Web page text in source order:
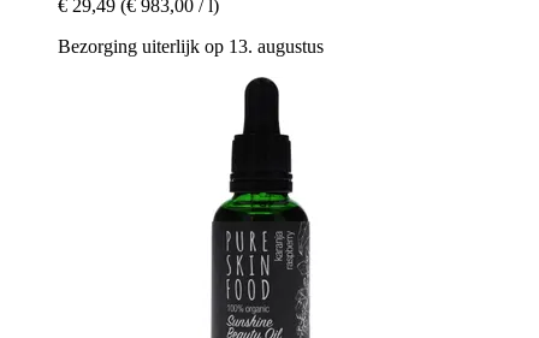
€ 29,49 (€ 983,00 / l)
Bezorging uiterlijk op 13. augustus